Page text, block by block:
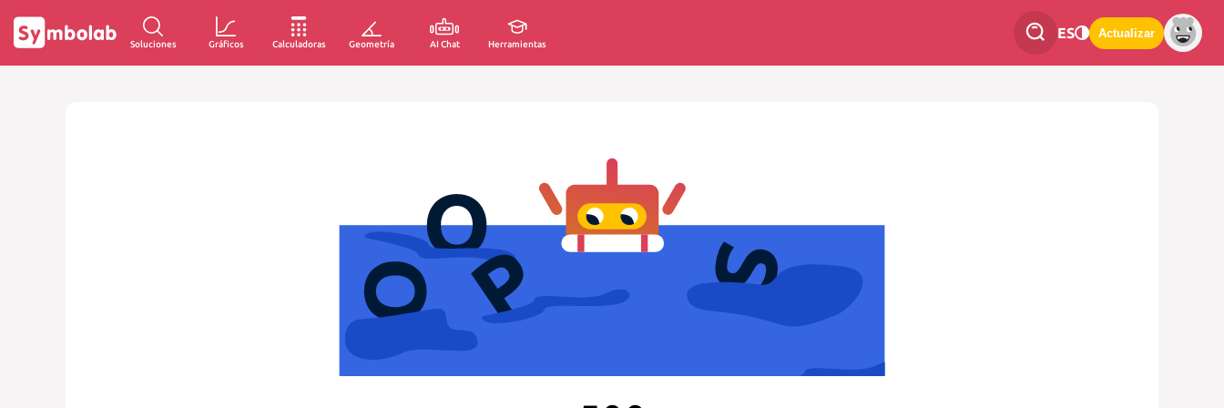
Soluciones Gráficos Calculadoras Geometría AI Chat Herramientas
ES Actualizar